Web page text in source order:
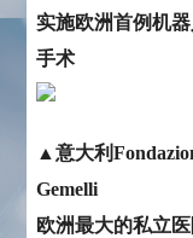
实施欧洲首例机
手术
▲意大利
Gemelli
欧洲最大的私立